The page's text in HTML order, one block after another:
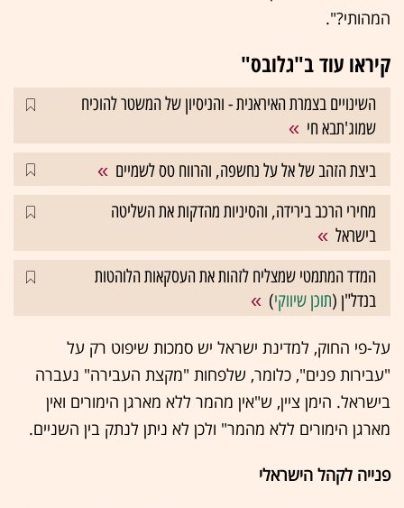
המהותי?".
קיראו עוד ב"גלובס"
השינויים בצמרת האיראנית - והניסיון של המשטר להוכיח
שמוג'תבא חי
ביצת הזהב של אל על נחשפה, והרווח טס לשמיים
מחירי הרכב בירידה, והסיניות מהדקות את השליטה
בישראל
המדד המתמטי שמצליח לזהות את העסקאות הלוהטות
בנדל"ן (תוכן שיווקי)
על-פי החוק, למדינת ישראל יש סמכות שיפוט רק על
"עבירות פנים", כלומר, שלפחות "מקצת העבירה" נעברה
בישראל. הימן ציין, ש"אין מהמר ללא מארגן הימורים ואין
מארגן הימורים ללא מהמר" ולכן לא ניתן לנתק בין השניים.
פנייה לקהל הישראלי